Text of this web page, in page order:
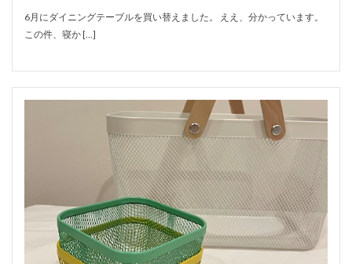
6月にダイニングテーブルを買い替えました。 ええ、分かっています。
この件、寝か […]